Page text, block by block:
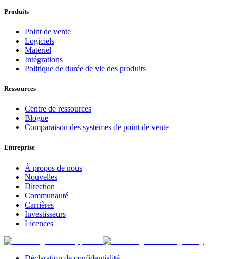
Produits
Point de vente
Logiciels
Matériel
Intégrations
Politique de durée de vie des produits
Ressources
Centre de ressources
Blogue
Comparaison des systèmes de point de vente
Entreprise
À propos de nous
Nouvelles
Direction
Communauté
Carrières
Investisseurs
Licences